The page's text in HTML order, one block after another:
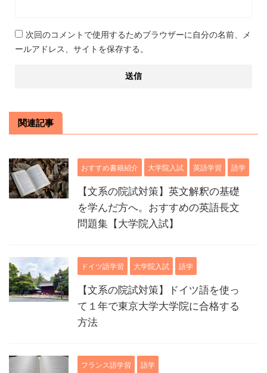
次回のコメントで使用するためブラウザーに自分の名前、メ
ールアドレス、サイトを保存する。
関連記事
おすすめ書籍紹介 大学院入試 英語学習 語学
【文系の院試対策】英文解釈の基礎
を学んだ方へ。おすすめの英語長文
問題集【大学院入試】
ドイツ語学習 大学院入試 語学
【文系の院試対策】ドイツ語を使っ
て１年で東京大学大学院に合格する
方法
フランス語学習 語学